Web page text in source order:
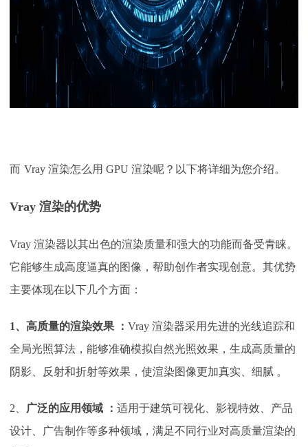
而 Vray 渲染怎么用 GPU 渲染呢？以下将详细为您介绍。
Vray 渲染的优势
Vray 渲染器以其出色的渲染质量和强大的功能而备受青睐。
它能够生成高度逼真的图像，帮助创作者实现创意。其优势
主要体现在以下几个方面：
1、高质量的渲染效果 ： Vray 渲染器采用先进的光线追踪和
全局光照算法，能够准确模拟自然光照效果，生成高质量的
阴影、反射和折射等效果，使渲染图像更加真实、细腻 。
2、 广泛的应用领域 ： 适用于建筑可视化、影视特效、产品
设计、广告制作等多种领域，满足不同行业对高质量渲染的